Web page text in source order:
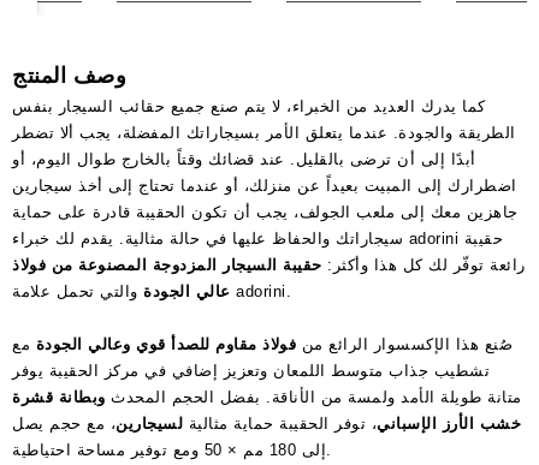
وصف المنتج
كما يدرك العديد من الخبراء، لا يتم صنع جميع حقائب السيجار بنفس
الطريقة والجودة. عندما يتعلق الأمر بسيجاراتك المفضلة، يجب ألا تضطر
أبدًا إلى أن ترضى بالقليل. عند قضائك وقتاً بالخارج طوال اليوم، أو
اضطرارك إلى المبيت بعيداً عن منزلك، أو عندما تحتاج إلى أخذ سيجارين
جاهزين معك إلى ملعب الجولف، يجب أن تكون الحقيبة قادرة على حماية
سيجاراتك والحفاظ عليها في حالة مثالية. يقدم لك خبراء adorini حقيبة
رائعة توفّر لك كل هذا وأكثر: حقيبة السيجار المزدوجة المصنوعة من فولاذ
عالي الجودة والتي تحمل علامة adorini.
صُنع هذا الإكسسوار الرائع من فولاذ مقاوم للصدأ قوي وعالي الجودة مع
تشطيب جذاب متوسط اللمعان وتعزيز إضافي في مركز الحقيبة يوفر
متانة طويلة الأمد ولمسة من الأناقة. بفضل الحجم المحدث وبطانة قشرة
خشب الأرز الإسباني، توفر الحقيبة حماية مثالية لسيجارين، مع حجم يصل
إلى 180 مم × 50 ومع توفير مساحة احتياطية.